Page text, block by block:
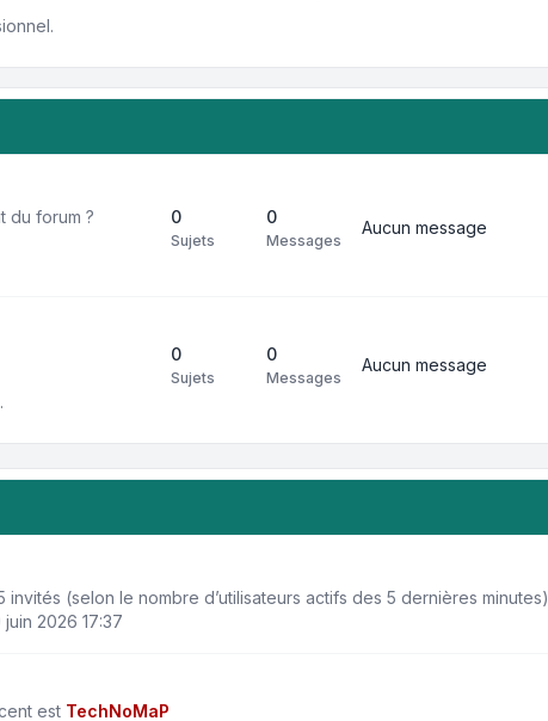
du forum ?
0
Sujets
0
Messages
Aucun message
0
Sujets
0
Messages
Aucun message
(selon le nombre d’utilisateurs actifs des 5 dernières minutes)
juin 2026 17:37
est TechNoMaP